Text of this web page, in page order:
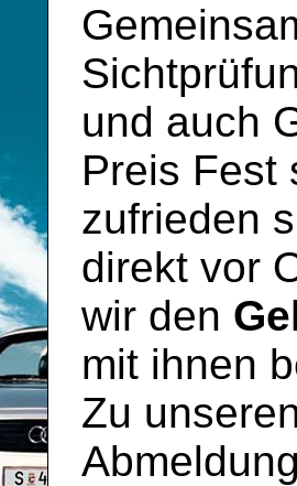
und auch
Preis Fest
zufrieden
direkt vor
wir den
mit ihnen
Zu